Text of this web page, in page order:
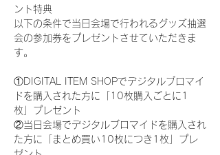
ント特典
以下の条件で当日会場で行われるグッズ抽選
会の参加券をプレゼントさせていただきま
す。
①DIGITAL ITEM SHOPでデジタルブロマイ
ドを購入された方に「10枚購入ごとに1
枚」プレゼント
②当日会場でデジタルブロマイドを購入され
た方に「まとめ買い10枚につき1枚」プレ